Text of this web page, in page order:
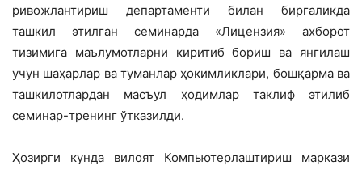
ривожлантириш департаменти билан биргаликда
ташкил этилган семинарда «Лицензия» ахборот
тизимига маълумотларни киритиб бориш ва янгилаш
учун шаҳарлар ва туманлар ҳокимликлари, бошқарма ва
ташкилот­лардан масъул ҳодимлар таклиф этилиб
семинар-тренинг ўтказилди.
Ҳозирги кунда вилоят Компьютер­лаштириш маркази